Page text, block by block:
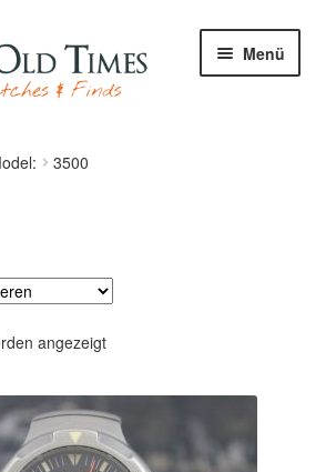
Menü
3500
angezeigtNach